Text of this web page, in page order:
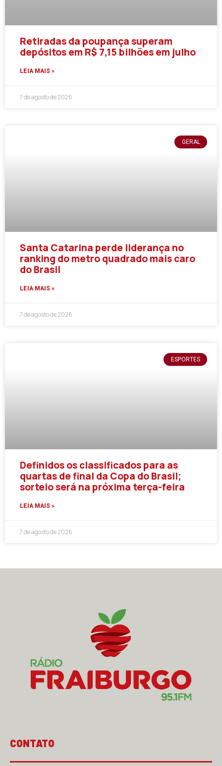
Retiradas da poupança superam
depósitos em R$ 7,15 bilhões em julho
LEIA MAIS »
7 de agosto de 2026
GERAL
Santa Catarina perde liderança no
ranking do metro quadrado mais caro
do Brasil
LEIA MAIS »
7 de agosto de 2026
ESPORTES
Definidos os classificados para as
quartas de final da Copa do Brasil;
sorteio será na próxima terça-feira
LEIA MAIS »
7 de agosto de 2026
CONTATO